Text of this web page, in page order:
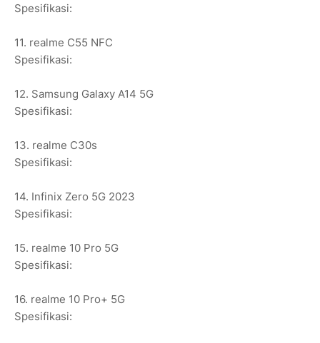
Spesifikasi:
11. realme C55 NFC
Spesifikasi:
12. Samsung Galaxy A14 5G
Spesifikasi:
13. realme C30s
Spesifikasi:
14. Infinix Zero 5G 2023
Spesifikasi:
15. realme 10 Pro 5G
Spesifikasi:
16. realme 10 Pro+ 5G
Spesifikasi: